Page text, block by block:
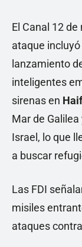
El Canal 12
ataque incluyó
lanzamiento
inteligentes
sirenas en
Mar de
Israel, lo que
a buscar
Las FDI
misiles
ataques